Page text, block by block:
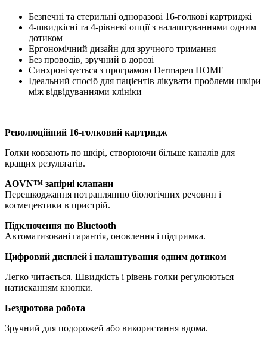
Безпечні та стерильні одноразові 16-голкові картриджі
4-швидкісні та 4-рівневі опції з налаштуваннями одним
дотиком
Ергономічний дизайн для зручного тримання
Без проводів, зручний в дорозі
Синхронізується з програмою Dermapen HOME
Ідеальний спосіб для пацієнтів лікувати проблеми шкіри
між відвідуваннями клініки
Революційний 16-голковий картридж
Голки ковзають по шкірі, створюючи більше каналів для
кращих результатів.
AOVN™ запірні клапани
Перешкоджання потраплянню біологічних речовин і
космецевтики в пристрій.
Підключення по Bluetooth
Автоматизовані гарантія, оновлення і підтримка.
Цифровий дисплей і налаштування одним дотиком
Легко читається. Швидкість і рівень голки регулюються
натисканням кнопки.
Бездротова робота
Зручний для подорожей або використання вдома.